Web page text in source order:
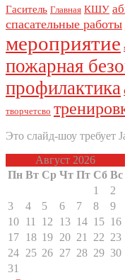
Гаситель Главная КШУ
спасательные работы
мероприятие
пожарная
профилактика
творчетсво
Это слайд-шоу требует
Август 2026
Пн Вт Ср Чт Пт Сб Вс
1
2
3
4 5 6 7 8
9
10 11 12 13 14 15 16
17 18 19 20 21 22 23
24 25 26 27 28 29 30
31